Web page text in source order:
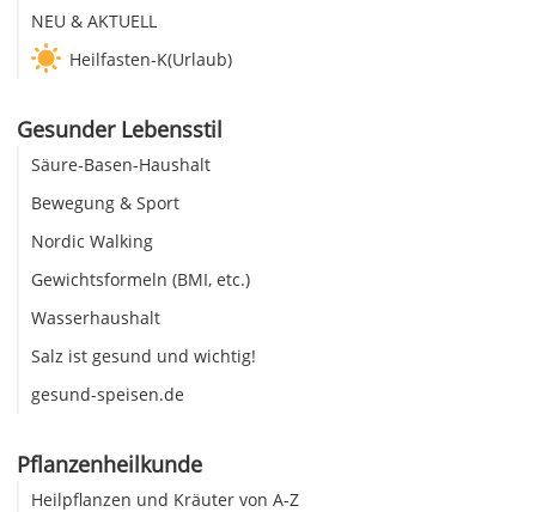
NEU & AKTUELL
Heilfasten-K(Urlaub)
Gesunder Lebensstil
Säure-Basen-Haushalt
Bewegung & Sport
Nordic Walking
Gewichtsformeln (BMI, etc.)
Wasserhaushalt
Salz ist gesund und wichtig!
gesund-speisen.de
Pflanzenheilkunde
Heilpflanzen und Kräuter von A-Z